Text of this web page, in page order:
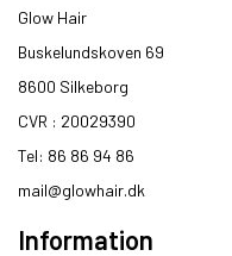
Glow Hair
Buskelundskoven 69
8600 Silkeborg​
CVR : 20029390​
Tel: 86 86 94 86
mail@glowhair.dk
Information